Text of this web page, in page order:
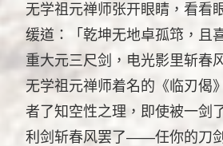
无学祖元禅师张开眼睛，看看
缓道：「乾坤无地卓孤筇，且
重大元三尺剑，电光影里斩
无学祖元禅师着名的《临刃偈
者了知空性之理，即使被一剑
利剑斩春风罢了——任你的刀